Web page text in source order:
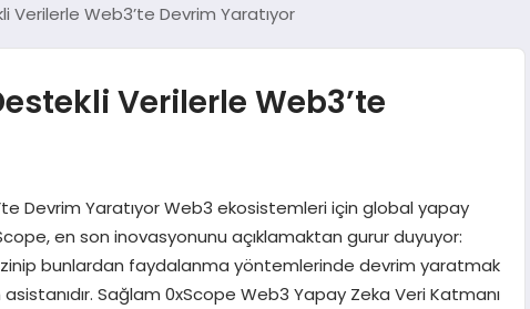
Web3’te Devrim Yaratıyor
Verilerle Web3’te
Devrim Yaratıyor Web3 ekosistemleri için global yapay
en son inovasyonunu açıklamaktan gurur duyuyor:
bunlardan faydalanma yöntemlerinde devrim yaratmak
Sağlam 0xScope Web3 Yapay Zeka Veri Katmanı